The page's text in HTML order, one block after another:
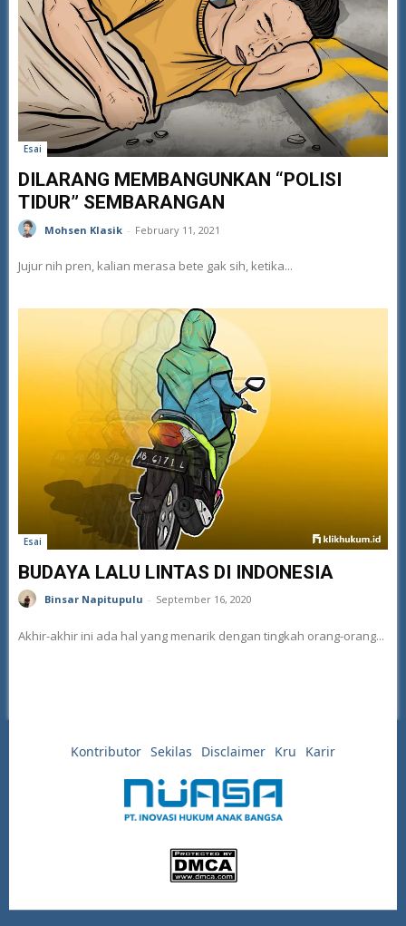
Esai
DILARANG MEMBANGUNKAN “POLISI
TIDUR” SEMBARANGAN
Mohsen Klasik - February 11, 2021
Jujur nih pren, kalian merasa bete gak sih, ketika...
Esai
BUDAYA LALU LINTAS DI INDONESIA
Binsar Napitupulu - September 16, 2020
Akhir-akhir ini ada hal yang menarik dengan tingkah orang-orang...
Kontributor Sekilas Disclaimer Kru Karir